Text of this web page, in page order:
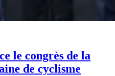
le congrès de la
de cyclisme